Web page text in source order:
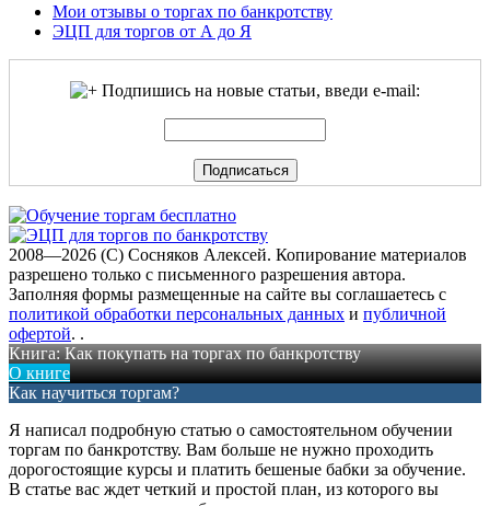
Мои отзывы о торгах по банкротству
ЭЦП для торгов от А до Я
Подпишись на новые статьи, введи e-mail:
2008—2026 (C) Сосняков Алексей. Копирование материалов
разрешено только с письменного разрешения автора.
Заполняя формы размещенные на сайте вы соглашаетесь с
политикой обработки персональных данных и публичной
офертой. .
Книга: Как покупать на торгах по банкротству
О книге
Как научиться торгам?
Я написал подробную статью о самостоятельном обучении
торгам по банкротству. Вам больше не нужно проходить
дорогостоящие курсы и платить бешеные бабки за обучение.
В статье вас ждет четкий и простой план, из которого вы